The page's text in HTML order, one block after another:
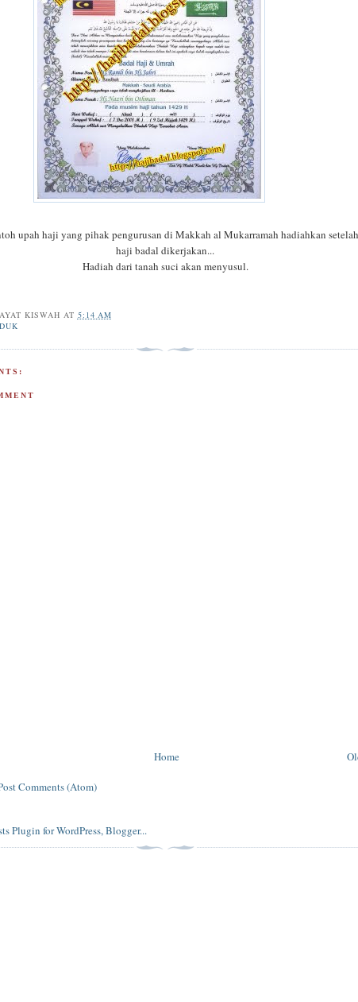
upah haji yang pihak pengurusan di Makkah al Mukarramah hadiahkan
haji badal dikerjakan...
Hadiah dari tanah suci akan menyusul.
KISWAH AT 5:14 AM
Home
Comments (Atom)